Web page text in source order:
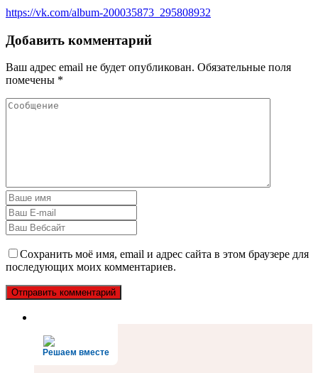
https://vk.com/album-200035873_295808932
Добавить комментарий
Ваш адрес email не будет опубликован. Обязательные поля
помечены *
Сохранить моё имя, email и адрес сайта в этом браузере для
последующих моих комментариев.
Решаем вместе